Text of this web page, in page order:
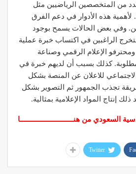
من المتخصصين الرياضيين مثل
لأهمية هذه الأدوار في دعم الفرق
وفي بعض الحالات يسمح بوجود
الراغبين في اكتساب خبرة عملية
الإعلام الرقمي وصناعة
كذلك بسبب أن لديهم خبرة في
للاعلان عن المنصة بشكل
تجذب الجمهور ثم التصوير بشكل
إنتاج المواد الإعلامية بمثالية.
من هنـــــــــــــــــــــــــــا
Twitter